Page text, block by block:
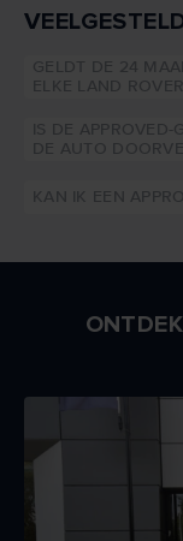
GELDT DE 24
ELKE LAND ROVER
IS DE APPROVED-
DE AUTO
KAN IK EEN